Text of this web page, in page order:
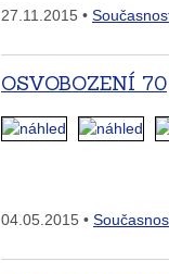
27.11.2015 •
OSVOBOZENÍ 70
04.05.2015 •